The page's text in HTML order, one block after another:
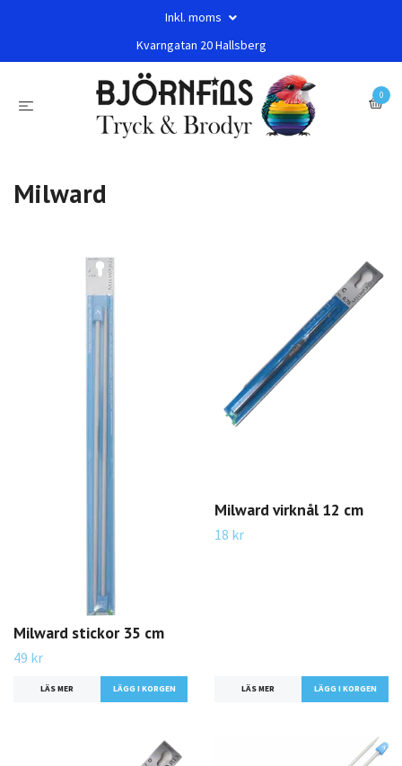
Inkl. moms
Kvarngatan 20 Hallsberg
0
Milward
Milward stickor 35 cm
49 kr
LÄS MER LÄGG I KORGEN
Milward virknål 12 cm
18 kr
LÄS MER LÄGG I KORGEN